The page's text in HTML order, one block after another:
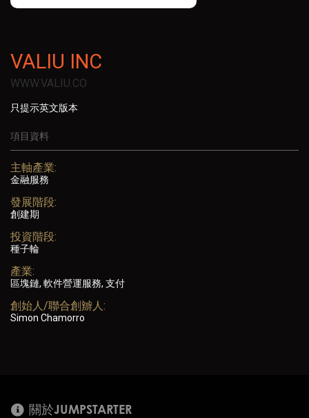
VALIU INC
WWW.VALIU.CO
只提示英文版本
項目資料
主軸產業:
金融服務
發展階段:
創建期
投資階段:
種子輪
產業:
區塊鏈, 軟件營運服務, 支付
創始人/聯合創辧人:
Simon Chamorro
關於JUMPSTARTER